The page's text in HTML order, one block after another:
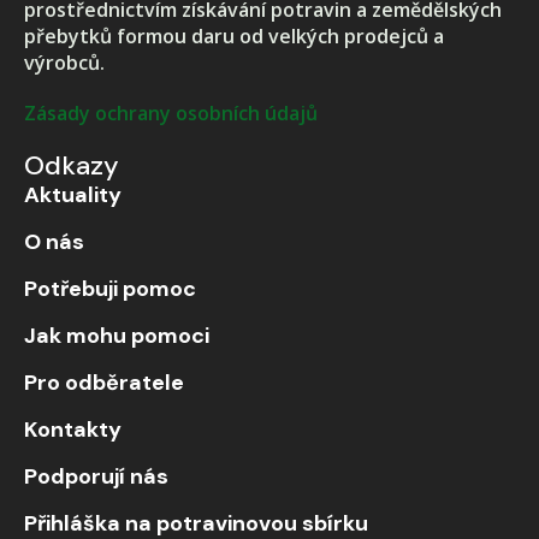
prostřednictvím získávání potravin a zemědělských
přebytků formou daru od velkých prodejců a
výrobců.
Zásady ochrany osobních údajů
Odkazy
Aktuality
O nás
Potřebuji pomoc
Jak mohu pomoci
Pro odběratele
Kontakty
Podporují nás
Přihláška na potravinovou sbírku